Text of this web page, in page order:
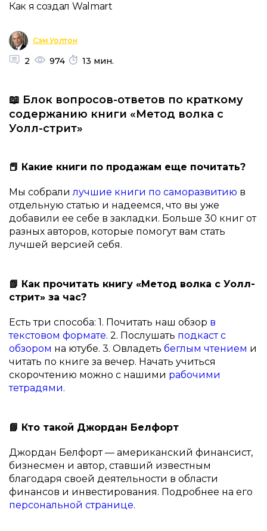
Как я создал Walmart
Сэм Уолтон
2 974 13 мин.
📖 Блок вопросов-ответов по краткому
содержанию книги «Метод волка с
Уолл-стрит»
📕 Какие книги по продажам еще почитать?
Мы собралилучшие книги по саморазвитию в
отдельную статью и надеемся, что вы уже
добавили ее себе в закладки. Больше 30 книг от
разных авторов, которые помогут вам стать
лучшей версией себя.
📗 Как прочитать книгу «Метод волка с Уолл-
стрит» за час?
Есть три способа: 1. Почитать наш обзор в
текстовом формате. 2. Послушать подкаст с
обзором на ютубе. 3. Овладеть беглым чтением и
читать по книге за вечер. Начать учиться
скорочтению можно с нашими рабочими
тетрадями.
📘 Кто такой Джордан Белфорт
Джордан Белфорт — американский финансист,
бизнесмен и автор, ставший известным
благодаря своей деятельности в области
финансов и инвестирования. Подробнее на его
персональной странице.